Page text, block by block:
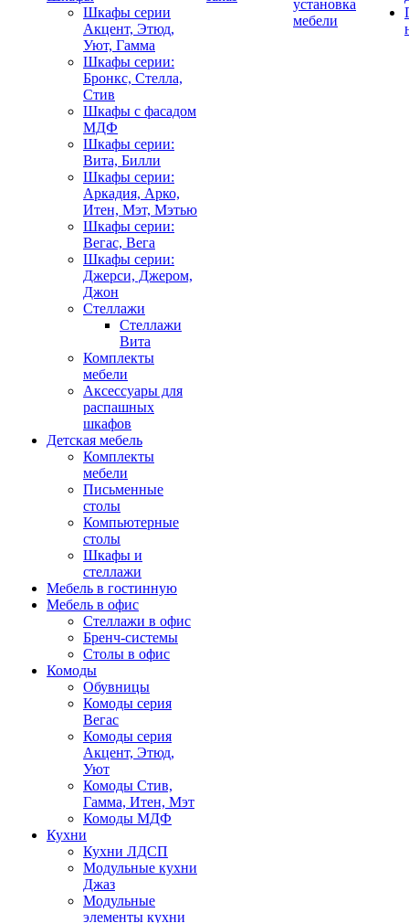
Шкафы серии
Акцент, Этюд,
Уют, Гамма
Шкафы серии:
Бронкс, Стелла,
Стив
Шкафы с фасадом
МДФ
Шкафы серии:
Вита, Билли
Шкафы серии:
Аркадия, Арко,
Итен, Мэт, Мэтью
Шкафы серии:
Вегас, Вега
Шкафы серии:
Джерси, Джером,
Джон
Стеллажи
Стеллажи
Вита
Комплекты
мебели
Аксессуары для
распашных
шкафов
Детская мебель
Комплекты
мебели
Письменные
столы
Компьютерные
столы
Шкафы и
стеллажи
Мебель в гостинную
Мебель в офис
Стеллажи в офис
Бренч-системы
Столы в офис
Комоды
Обувницы
Комоды серия
Вегас
Комоды серия
Акцент, Этюд,
Уют
Комоды Стив,
Гамма, Итен, Мэт
Комоды МДФ
Кухни
Кухни ЛДСП
Модульные кухни
Джаз
Модульные
элементы кухни
установка
мебели